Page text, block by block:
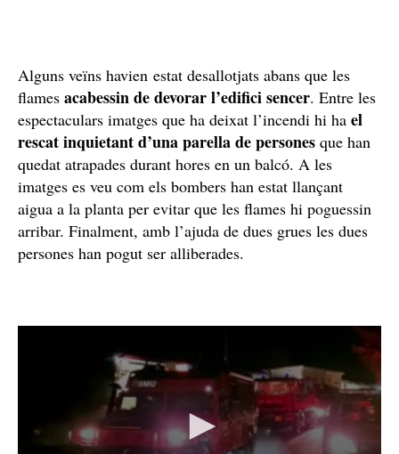
Alguns veïns havien estat desallotjats abans que les
flames acabessin de devorar l’edifici sencer. Entre les
espectaculars imatges que ha deixat l’incendi hi ha el
rescat inquietant d’una parella de persones que han
quedat atrapades durant hores en un balcó. A les
imatges es veu com els bombers han estat llançant
aigua a la planta per evitar que les flames hi poguessin
arribar. Finalment, amb l’ajuda de dues grues les dues
persones han pogut ser alliberades.